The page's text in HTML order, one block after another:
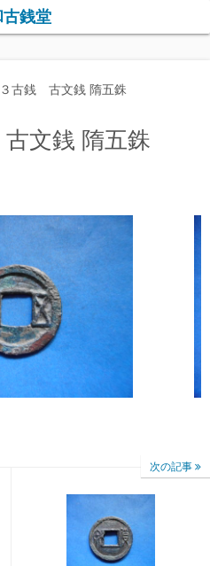
古銭堂
３古銭 古文銭 隋五銖
文銭 隋五銖
次の記事